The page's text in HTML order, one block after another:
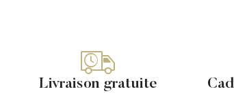
Livraison gratuite